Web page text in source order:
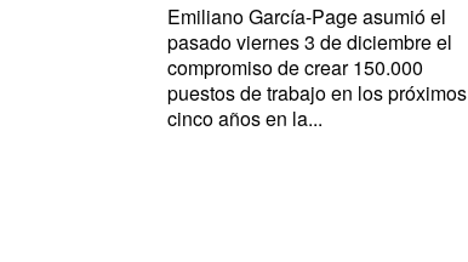
Emiliano García-Page asumió el
pasado viernes 3 de diciembre el
compromiso de crear 150.000
puestos de trabajo en los próximos
cinco años en la...